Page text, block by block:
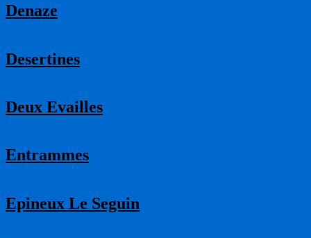
Denaze
Desertines
Deux Evailles
Entrammes
Epineux Le Seguin